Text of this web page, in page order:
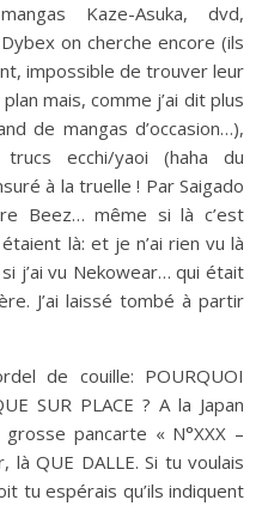
Kaze-Asuka, dvd,
on cherche encore (ils
impossible de trouver leur
mais, comme j’ai dit plus
de mangas d’occasion…),
ecchi/yaoi (haha du
à la truelle ! Par Saigado
Beez… même si là c’est
là: et je n’ai rien vu là
j’ai vu Nekowear… qui était
J’ai laissé tombé à partir
de couille: POURQUOI
SUR PLACE ? A la Japan
pancarte « N°XXX –
là QUE DALLE. Si tu voulais
tu espérais qu’ils indiquent